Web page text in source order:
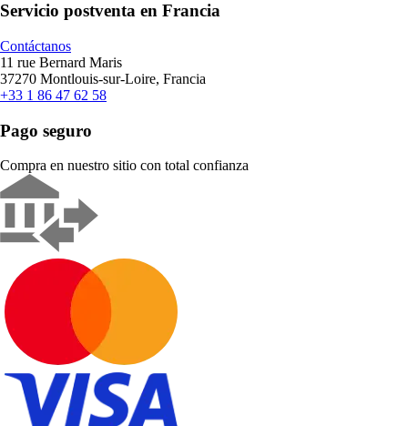
Servicio postventa en Francia
Contáctanos
11 rue Bernard Maris
37270 Montlouis-sur-Loire, Francia
+33 1 86 47 62 58
Pago seguro
Compra en nuestro sitio con total confianza